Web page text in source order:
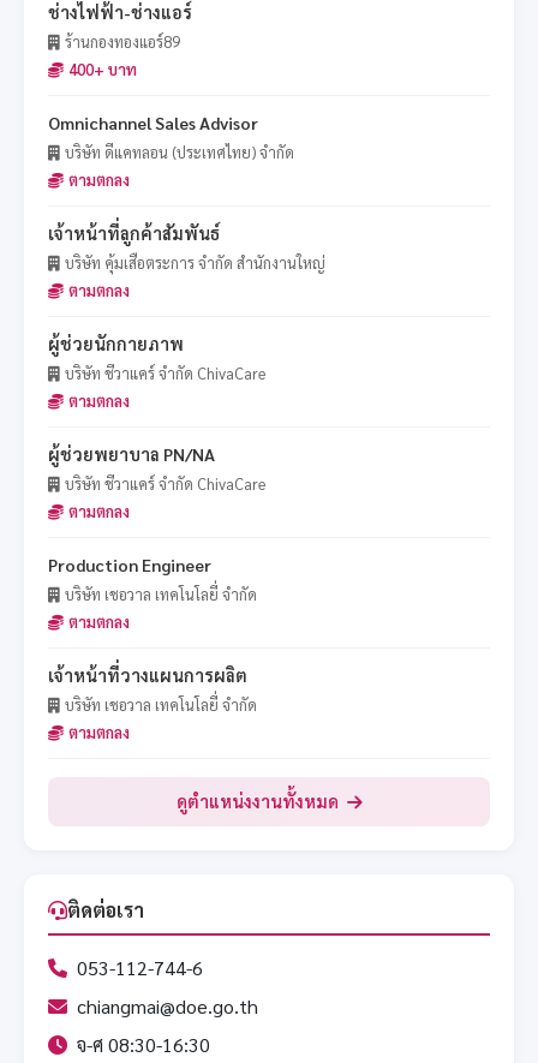
ช่างไฟฟ้า-ช่างแอร์
ร้านกองทองแอร์89
400+ บาท
Omnichannel Sales Advisor
บริษัท ดีแคทลอน (ประเทศไทย) จำกัด
ตามตกลง
เจ้าหน้าที่ลูกค้าสัมพันธ์
บริษัท คุ้มเสือตระการ จำกัด สำนักงานใหญ่
ตามตกลง
ผู้ช่วยนักกายภาพ
บริษัท ชีวาแคร์ จำกัด ChivaCare
ตามตกลง
ผู้ช่วยพยาบาล PN/NA
บริษัท ชีวาแคร์ จำกัด ChivaCare
ตามตกลง
Production Engineer
บริษัท เชอวาล เทคโนโลยี่ จำกัด
ตามตกลง
เจ้าหน้าที่วางแผนการผลิต
บริษัท เชอวาล เทคโนโลยี่ จำกัด
ตามตกลง
ดูตำแหน่งงานทั้งหมด
ติดต่อเรา
053-112-744-6
chiangmai@doe.go.th
จ-ศ 08:30-16:30